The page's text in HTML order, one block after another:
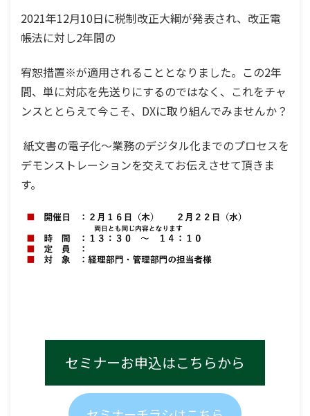
2021年12月10日に税制改正大綱が発表され、改正電
帳法に対し2年間の
宥恕措置※が適用されることとなりました。この2年
間、単に対応を先送りにするのではなく、これをチャ
ンスととらえて今こそ、DXに取り組んでみませんか？
紙文書の電子化～業務のデジタル化までのプロセスを
デモンストレーションを交えてお伝えさせて頂きま
す。
セミナーお申込はこちらから